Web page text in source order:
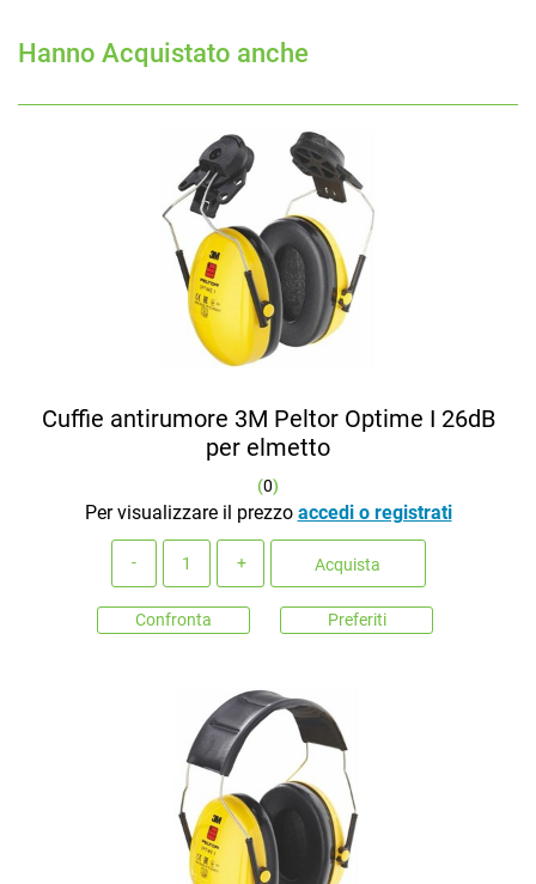
Hanno Acquistato anche
Cuffie antirumore 3M Peltor Optime I 26dB
per elmetto
(0)
Per visualizzare il prezzo accedi o registrati
Acquista
Confronta Preferiti